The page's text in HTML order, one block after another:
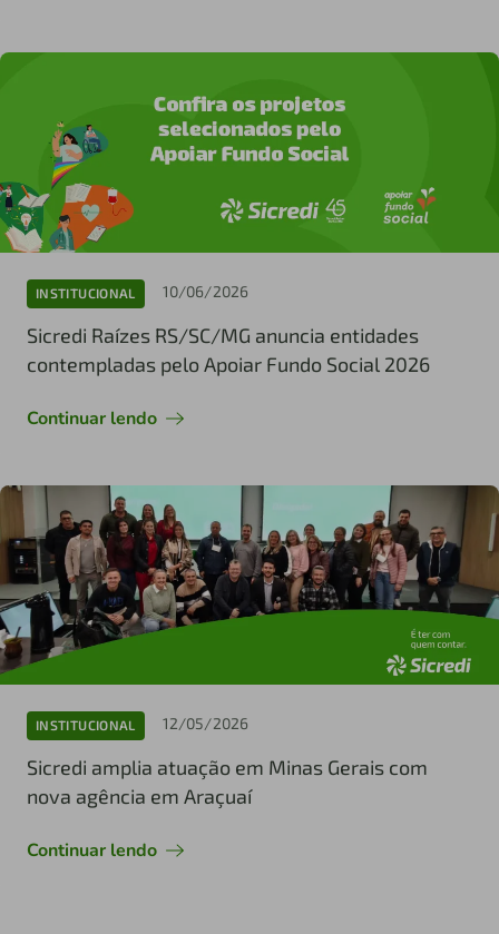
INSTITUCIONAL 10/06/2026
Sicredi Raízes RS/SC/MG anuncia entidades
contempladas pelo Apoiar Fundo Social 2026
Continuar lendo
INSTITUCIONAL 12/05/2026
Sicredi amplia atuação em Minas Gerais com
nova agência em Araçuaí
Continuar lendo